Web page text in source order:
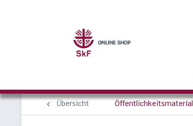
Übersicht Öffentlichkeitsmaterial